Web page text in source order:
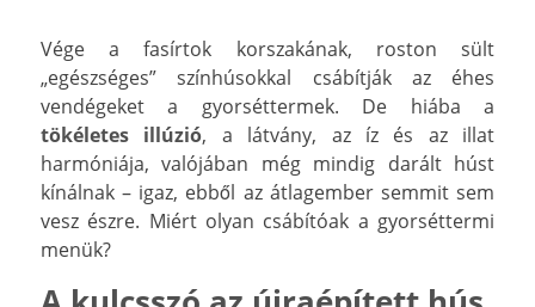
Vége a fasírtok korszakának, roston sült
„egészséges” színhúsokkal csábítják az éhes
vendégeket a gyorséttermek. De hiába a
tökéletes illúzió, a látvány, az íz és az illat
harmóniája, valójában még mindig darált húst
kínálnak – igaz, ebből az átlagember semmit sem
vesz észre. Miért olyan csábítóak a gyorséttermi
menük?